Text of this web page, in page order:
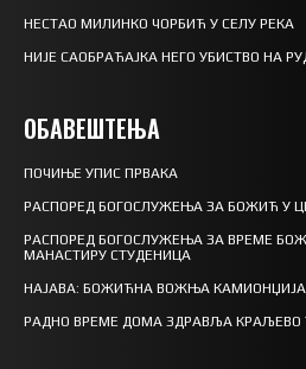
НЕСТАО МИЛИНКО ЧОРБИЋ У СЕЛУ РЕКА
НИЈЕ САОБРАЋАЈКА НЕГО УБИСТВО НА
ОБАВЕШТЕЊА
ПОЧИЊЕ УПИС ПРВАКА
РАСПОРЕД БОГОСЛУЖЕЊА ЗА БОЖИЋ У
РАСПОРЕД БОГОСЛУЖЕЊА ЗА ВРЕМЕ
МАНАСТИРУ СТУДЕНИЦА
НАЈАВА: БОЖИЋНА ВОЖЊА КАМИОНЏИЈА
РАДНО ВРЕМЕ ДОМА ЗДРАВЉА КРАЉЕВО